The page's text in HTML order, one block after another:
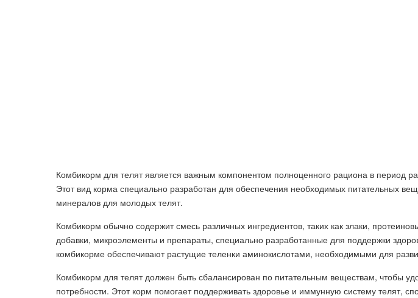
Комбикорм для телят является важным компонентом полноценного рациона в период
Этот вид корма специально разработан для обеспечения необходимых питательных
минералов для молодых телят.
Комбикорм обычно содержит смесь различных ингредиентов, таких как злаки,
добавки, микроэлементы и препараты, специально разработанные для поддержки
комбикорме обеспечивают растущие теленки аминокислотами, необходимыми для
Комбикорм для телят должен быть сбалансирован по питательным веществам, чтобы
потребности. Этот корм помогает поддерживать здоровье и иммунную систему телят,